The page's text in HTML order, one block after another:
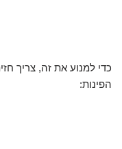
כדי למנוע את זה, צריך
הפינות: